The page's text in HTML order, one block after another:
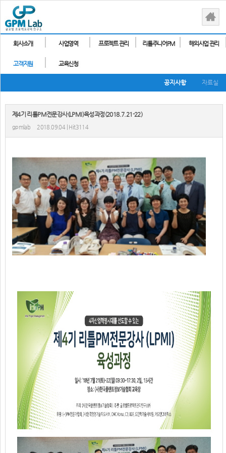
회사소개 사업영역 프로젝트 관리 리틀주니어PM 해외사업 관리
고객지원 교육신청
공지사항 자료실
제4기 리틀PM전문강사(LPMI)육성과정(2018.7.21-22)
gpmlab 2018.09.04 | Hit3114